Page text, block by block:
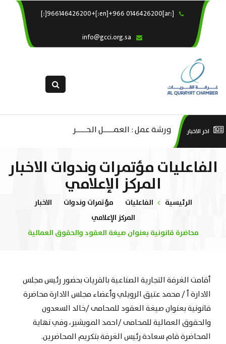
[:ar]966146426200+[:en]+966 0146426200[:] ×
خدماتنا
التقديم الالكترونى
اخر الاخبار ورشة عمل : العمـــــل الحـــــر
الفاعليات مؤتمرات وندوات الاخبار
المركز الإعلامي
الرئيسية الفاعليات مؤتمرات وندوات
الاخبار
المركز الإعلامي
محاضرة قانونية بعنوان صيغة العقود والحقوق العمالية
أقامت الغرفة التجارية الصناعية بالقريات بحضور رئيس مجلس
الادارة أ / محمد عتيق الرويلي وأعضاء مجلس الادارة محاضرة
قانونية بعنوان صيغة العقود للمحامى /خالد السعدون
والحقوق العمالية للمحامى /احمد المويشير، وفي نهاية
المحاضرة قام سعادة رئيس الغرفة بتكريم المحاضرين.